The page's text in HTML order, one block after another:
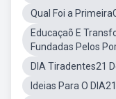
Qual Foi a
Educaçaõ E
Fundadas Pelos
DIA Tiradentes21
Ideias Para O